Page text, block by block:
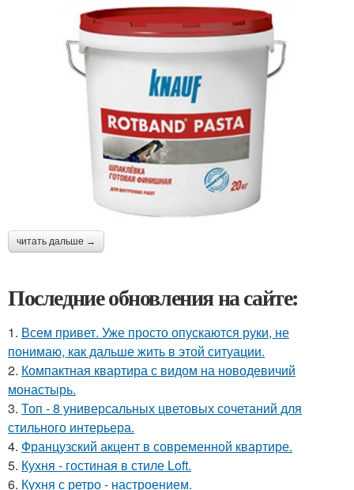
читать дальше →
Последние обновления на сайте:
1. Всем привет. Уже просто опускаются руки, не
понимаю, как дальше жить в этой ситуации.
2. Компактная квартира с видом на новодевичий
монастырь.
3. Топ - 8 универсальных цветовых сочетаний для
стильного интерьера.
4. Французский акцент в современной квартире.
5. Кухня - гостиная в стиле Loft.
6. Кухня с ретро - настроением.